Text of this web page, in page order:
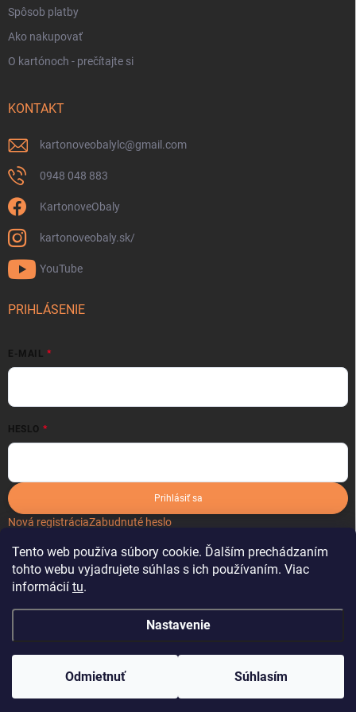
Tento web používa súbory cookie. Ďalším prechádzaním
tohto webu vyjadrujete súhlas s ich používaním. Viac
informácií tu.
Nastavenie
Odmietnuť Súhlasím
Spôsob platby
Ako nakupovať
O kartónoch - prečítajte si
KONTAKT
kartonoveobalylc@gmail.com
0948 048 883
KartonoveObaly
kartonoveobaly.sk/
YouTube
PRIHLÁSENIE
E-MAIL
HESLO
Prihlásiť sa
Nová registráciaZabudnuté heslo
Vytvoril Shoptet
Copyright 2026 kartonoveobaly.sk . Všetky práva vyhradené.